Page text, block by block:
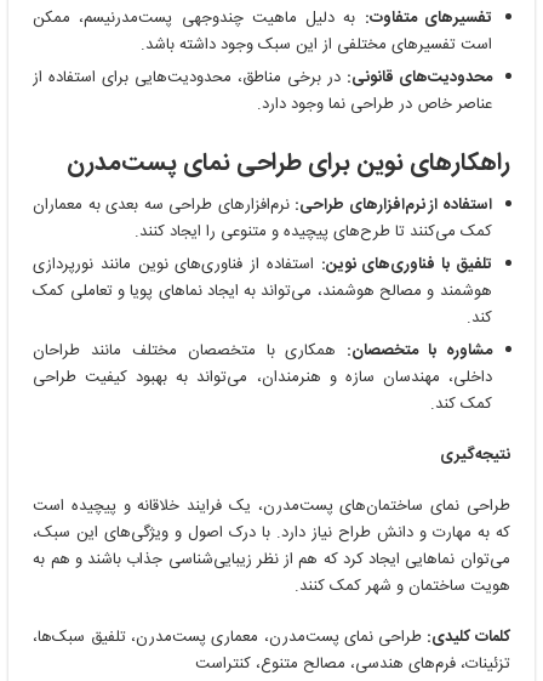
تفسیرهای متفاوت: به دلیل ماهیت چندوجهی پست‌مدرنیسم، ممکن
است تفسیرهای مختلفی از این سبک وجود داشته باشد.
محدودیت‌های قانونی: در برخی مناطق، محدودیت‌هایی برای استفاده از
عناصر خاص در طراحی نما وجود دارد.
راهکارهای نوین برای طراحی نمای پست‌مدرن
استفاده از نرم‌افزارهای طراحی: نرم‌افزارهای طراحی سه بعدی به معماران
کمک می‌کنند تا طرح‌های پیچیده و متنوعی را ایجاد کنند.
تلفیق با فناوری‌های نوین: استفاده از فناوری‌های نوین مانند نورپردازی
هوشمند و مصالح هوشمند، می‌تواند به ایجاد نماهای پویا و تعاملی کمک
کند.
مشاوره با متخصصان: همکاری با متخصصان مختلف مانند طراحان
داخلی، مهندسان سازه و هنرمندان، می‌تواند به بهبود کیفیت طراحی
کمک کند.
نتیجه‌گیری
طراحی نمای ساختمان‌های پست‌مدرن، یک فرایند خلاقانه و پیچیده است
که به مهارت و دانش طراح نیاز دارد. با درک اصول و ویژگی‌های این سبک،
می‌توان نماهایی ایجاد کرد که هم از نظر زیبایی‌شناسی جذاب باشند و هم به
هویت ساختمان و شهر کمک کنند.
کلمات کلیدی: طراحی نمای پست‌مدرن، معماری پست‌مدرن، تلفیق سبک‌ها،
تزئینات، فرم‌های هندسی، مصالح متنوع، کنتراست